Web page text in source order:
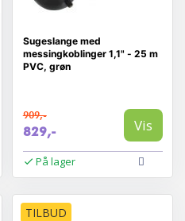
Sugeslange med
messingkoblinger 1,1" - 25 m
PVC, grøn
909,-
829,- Vis
På lager
TILBUD